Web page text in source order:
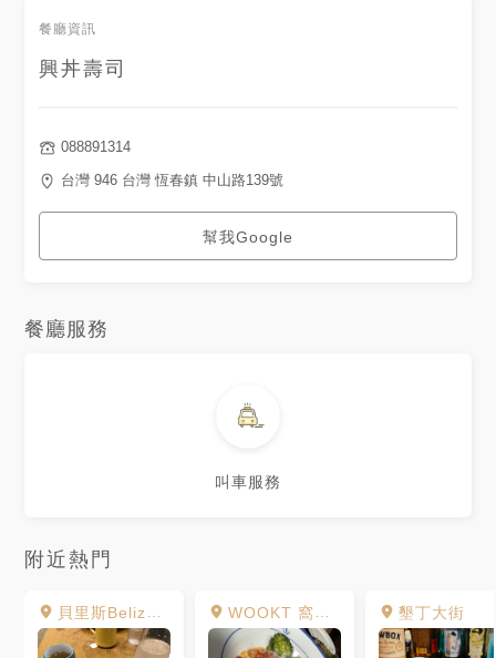
餐廳資訊
興丼壽司
088891314
台灣 946 台灣 恆春鎮 中山路139號
幫我Google
餐廳服務
叫車服務
附近熱門
貝里斯Belize Brunch WOOKT 窩墾丁 BARISTRO 墾丁大街